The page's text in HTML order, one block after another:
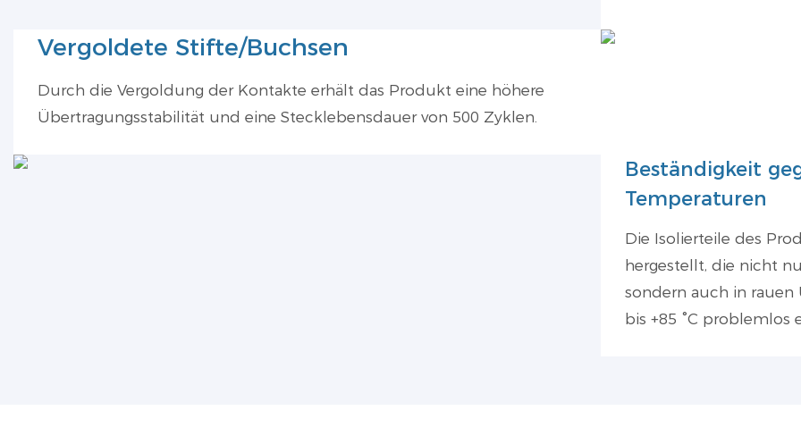
Vergoldete Stifte/Buchsen
Durch die Vergoldung der Kontakte erhält das Produkt eine höhere
Übertragungsstabilität und eine Stecklebensdauer von 500 Zyklen.
Beständigkeit
Temperaturen
Die Isolierteile des
hergestellt, die nicht
sondern auch in rauen
bis +85 °C problemlos